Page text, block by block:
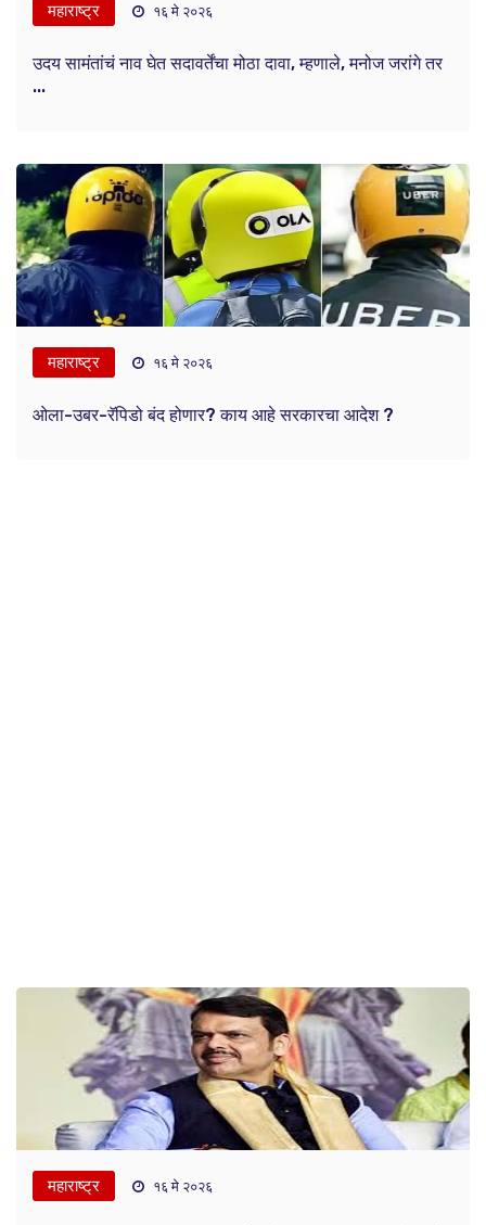
महाराष्ट्र १६ मे २०२६
उदय सामंतांचं नाव घेत सदावर्तेंचा मोठा दावा, म्हणाले, मनोज जरांगे तर
...
महाराष्ट्र १६ मे २०२६
ओला-उबर-रॅपिडो बंद होणार? काय आहे सरकारचा आदेश ?
महाराष्ट्र १६ मे २०२६